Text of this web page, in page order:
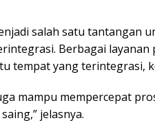
salah satu tantangan
Berbagai layanan
tempat yang terintegrasi,
mampu mempercepat
jelasnya.